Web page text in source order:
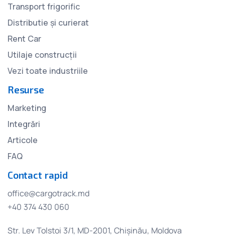
Transport frigorific
Distributie și curierat
Rent Car
Utilaje construcții
Vezi toate industriile
Resurse
Marketing
Integrări
Articole
FAQ
Contact rapid
office@cargotrack.md
+40 374 430 060
Str. Lev Tolstoi 3/1, MD-2001, Chișinău, Moldova